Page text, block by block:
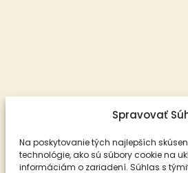
Spravovať
Na poskytovanie tých najlepších
technológie, ako sú súbory cookie na
informáciám o zariadení. Súhlas s
Publikovanie alebo ďalšie šírenie